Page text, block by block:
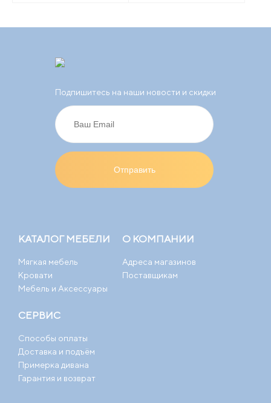
Подпишитесь на наши новости и скидки
КАТАЛОГ МЕБЕЛИ
Мягкая мебель
Кровати
Мебель и Аксессуары
О КОМПАНИИ
Адреса магазинов
Поставщикам
СЕРВИС
Способы оплаты
Доставка и подъём
Примерка дивана
Гарантия и возврат